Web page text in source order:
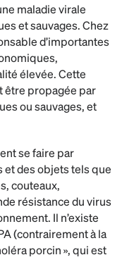
maladie virale
et sauvages. Chez
d’importantes
élevée. Cette
être propagée par
ou sauvages, et
se faire par
et des objets tels que
couteaux,
résistance du virus
Il n’existe
(contrairement à la
porcin », qui est